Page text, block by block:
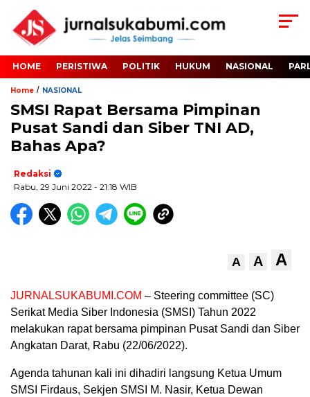
HOME PERISTIWA POLITIK HUKUM NASIONAL
Home / NASIONAL
SMSI Rapat Bersama Pimpinan
Pusat Sandi dan Siber TNI AD,
Bahas Apa?
Redaksi
Rabu, 29 Juni 2022 - 21:18 WIB
A A A
JURNALSUKABUMI.COM – Steering committee (SC)
Serikat Media Siber Indonesia (SMSI) Tahun 2022
melakukan rapat bersama pimpinan Pusat Sandi dan Siber
Angkatan Darat, Rabu (22/06/2022).
Agenda tahunan kali ini dihadiri langsung Ketua Umum
SMSI Firdaus, Sekjen SMSI M. Nasir, Ketua Dewan